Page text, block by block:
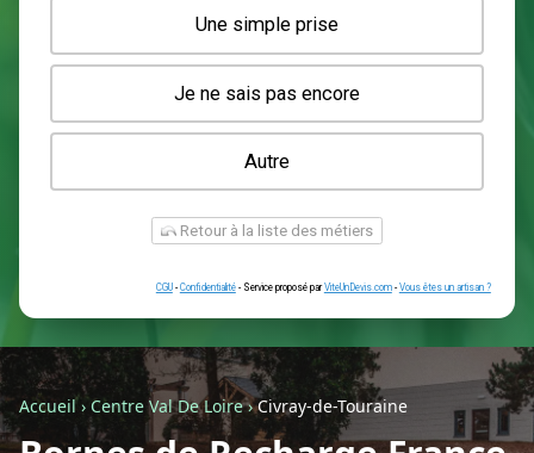
Une wallbox en monophasé (7kW)
Une prise renforcée (type greenup)
Une simple prise
Je ne sais pas encore
Autre
Accueil› Centre Val De Loire›Civray-de-Touraine